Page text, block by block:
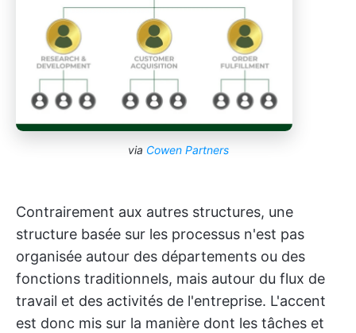
via Cowen Partners
Contrairement aux autres structures, une
structure basée sur les processus n'est pas
organisée autour des départements ou des
fonctions traditionnels, mais autour du flux de
travail et des activités de l'entreprise. L'accent
est donc mis sur la manière dont les tâches et